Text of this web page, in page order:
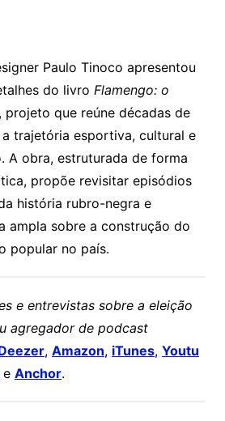
Paulo Tinoco apresentou
do livro Flamengo: o
projeto que reúne décadas de
trajetória esportiva, cultural e
. A obra, estruturada de forma
propõe revisitar episódios
história rubro-negra e
ampla sobre a construção do
popular no país.
e entrevistas sobre a eleição
agregador de podcast
, Amazon, iTunes, Youtu
Anchor.